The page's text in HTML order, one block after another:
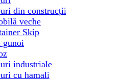
din construcții
veche
Skip
gunoi
industriale
cu hamali